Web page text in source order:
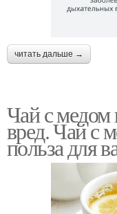
читать дальше →
Чай с медом
вред. Чай с
польза для